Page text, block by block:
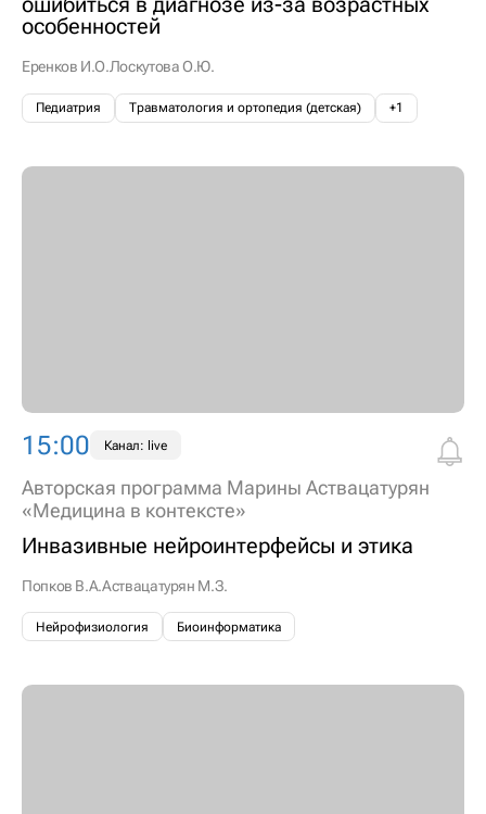
особенностей
Еренков И.О.Лоскутова О.Ю.
Педиатрия Травматология и ортопедия (детская) +1
15:00 Канал: live
Авторская программа Марины Аствацатурян
«Медицина в контексте»
Инвазивные нейроинтерфейсы и этика
Попков В.А.Аствацатурян М.З.
Нейрофизиология Биоинформатика